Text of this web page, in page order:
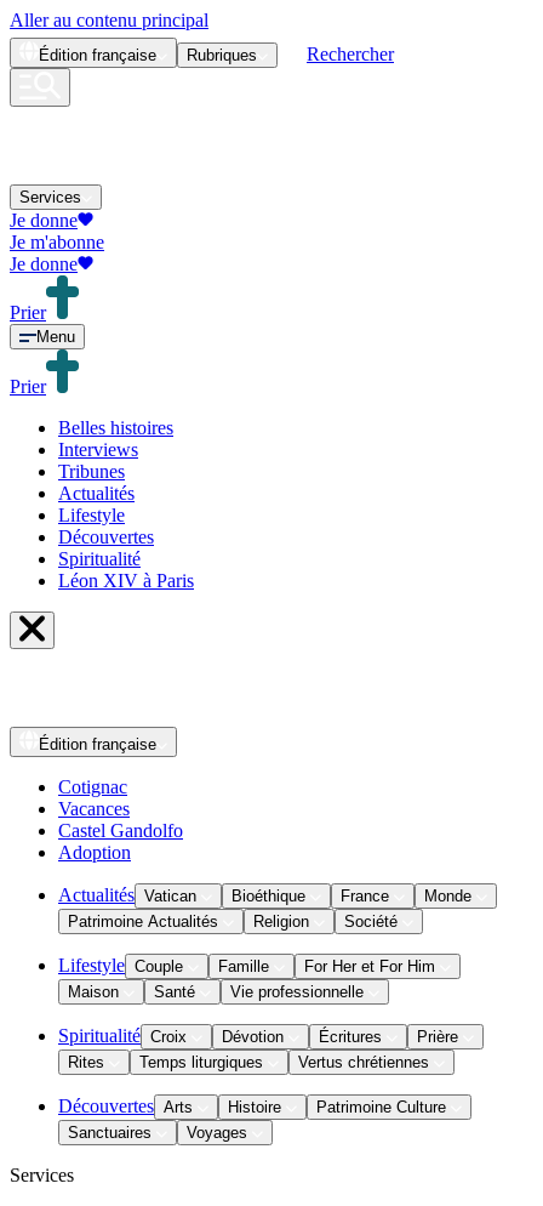
Aller au contenu principal
Édition française Rubriques Rechercher
Services
Je donne
Je m'abonne
Je donne
Prier
Menu
Prier
Belles histoires
Interviews
Tribunes
Actualités
Lifestyle
Découvertes
Spiritualité
Léon XIV à Paris
Édition française
Cotignac
Vacances
Castel Gandolfo
Adoption
Actualités Vatican Bioéthique France
Monde
Patrimoine Actualités
Religion Société
Lifestyle Couple Famille
For Her et For Him
Maison
Santé Vie professionnelle
Spiritualité Croix Dévotion Écritures
Prière
Rites
Temps liturgiques Vertus chrétiennes
Découvertes Arts Histoire
Patrimoine Culture
Sanctuaires
Voyages
Services